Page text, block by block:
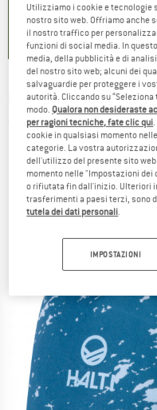
)
4,6(71)
HALTI - Laava
(0)
Utilizziamo i cookie e tecnologie
nostro sito web. Offriamo anche
il nostro traffico per
funzioni di social media. In
media, della pubblicità e di
del nostro sito web; alcuni dei
salvaguardie per proteggere i
autorità. Cliccando su
modo. Qualora non desideraste
per ragioni tecniche, fate clic qui
cookie in qualsiasi momento
categorie. La vostra
dell'utilizzo del presente sito
momento nelle "Impostazioni
o rifiutata fin dall'inizio. Ulteriori
trasferimenti a paesi terzi, sono
tutela dei dati personali.
IMPOSTAZIONI